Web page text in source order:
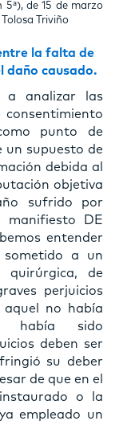
de 15 de marzo
Triviño
la falta de
daño causado.
las
consentimiento
punto de
un supuesto de
debida al
objetiva
sufrido por
DE
entender
a un
quirúrgica, de
perjuicios
no había
había sido
deben ser
su deber
de que en el
o la
empleado un